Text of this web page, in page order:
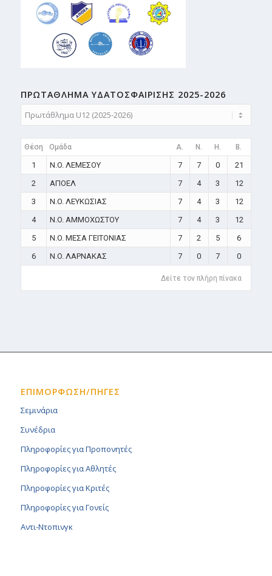
ΠΡΩΤΑΘΛΗMA ΥΔΑΤΟΣΦΑΙΡΙΣΗΣ 2025-2026
Θέση Ομάδα A. N. H. B.
1 N.O. ΛΕΜΕΣΟΥ 7 7 0
21
2
ΑΠΟΕΛ 7 4 3
12
3
N.O. ΛΕΥΚΩΣΙΑΣ 7 4 3
12
4
N.O. ΑΜΜΟΧΩΣΤΟΥ 7 4 3
12
5
N.O. ΜΕΣΑ ΓΕΙΤΟΝΙΑΣ 7 2 5
6
6
N.O. ΛΑΡΝΑΚΑΣ 7 0 7 0
Δείτε τον πλήρη πίνακα
ΕΠΙΜΟΡΦΩΣΗ/ΠΗΓΕΣ
Σεμινάρια
Συνέδρια
Πληροφορίες για Προπονητές
Πληροφορίες για Αθλητές
Πληροφορίες για Κριτές
Πληροφορίες για Γονείς
Αντι-Ντοπινγκ